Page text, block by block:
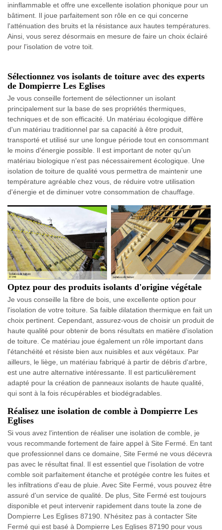
ininflammable et offre une excellente isolation phonique pour un
bâtiment. Il joue parfaitement son rôle en ce qui concerne
l'atténuation des bruits et la résistance aux hautes températures.
Ainsi, vous serez désormais en mesure de faire un choix éclairé
pour l'isolation de votre toit.
Sélectionnez vos isolants de toiture avec des experts
de Dompierre Les Eglises
Je vous conseille fortement de sélectionner un isolant
principalement sur la base de ses propriétés thermiques,
techniques et de son efficacité. Un matériau écologique diffère
d'un matériau traditionnel par sa capacité à être produit,
transporté et utilisé sur une longue période tout en consommant
le moins d'énergie possible. Il est important de noter qu'un
matériau biologique n'est pas nécessairement écologique. Une
isolation de toiture de qualité vous permettra de maintenir une
température agréable chez vous, de réduire votre utilisation
d'énergie et de diminuer votre consommation de chauffage.
Optez pour des produits isolants d'origine végétale
Je vous conseille la fibre de bois, une excellente option pour
l'isolation de votre toiture. Sa faible dilatation thermique en fait un
choix pertinent. Cependant, assurez-vous de choisir un produit de
haute qualité pour obtenir de bons résultats en matière d'isolation
de toiture. Ce matériau joue également un rôle important dans
l'étanchéité et résiste bien aux nuisibles et aux végétaux. Par
ailleurs, le liège, un matériau fabriqué à partir de débris d'arbre,
est une autre alternative intéressante. Il est particulièrement
adapté pour la création de panneaux isolants de haute qualité,
qui sont à la fois récupérables et biodégradables.
Réalisez une isolation de comble à Dompierre Les
Eglises
Si vous avez l'intention de réaliser une isolation de comble, je
vous recommande fortement de faire appel à Site Fermé. En tant
que professionnel dans ce domaine, Site Fermé ne vous décevra
pas avec le résultat final. Il est essentiel que l'isolation de votre
comble soit parfaitement étanche et protégée contre les fuites et
les infiltrations d'eau de pluie. Avec Site Fermé, vous pouvez être
assuré d'un service de qualité. De plus, Site Fermé est toujours
disponible et peut intervenir rapidement dans toute la zone de
Dompierre Les Eglises 87190. N'hésitez pas à contacter Site
Fermé qui est basé à Dompierre Les Eglises 87190 pour vous